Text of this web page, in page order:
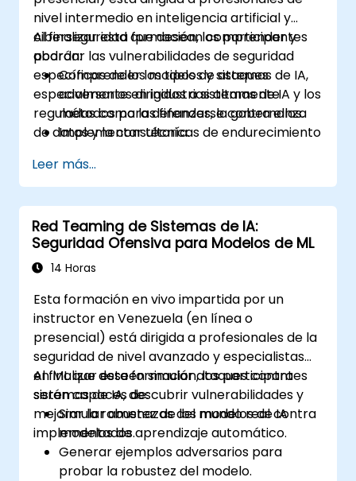
nivel intermedio en inteligencia artificial y
ciberseguridad que desean comprender y
abordar las vulnerabilidades de seguridad
específicas de los modelos y sistemas de IA,
especialmente en industrias altamente
reguladas como las finanzas, la gobernanza
de datos y la consultoría.
Al finalizar esta formación, los participantes
podrán:
Comprender los tipos de ataques
adversarios dirigidos a sistemas de IA y los
métodos para defenderse contra ellos.
Implementar técnicas de endurecimiento
aprendizaje automático.
Garantizar la seguridad e integridad de
los datos en los modelos de aprendizaje
automático.
Navegar por los requisitos de
cumplimiento normativo relacionados
Leer más...
Red Teaming de Sistemas de IA:
Seguridad Ofensiva para Modelos de ML
14 Horas
Esta formación en vivo impartida por un
instructor en Venezuela (en línea o
presencial) está dirigida a profesionales de la
seguridad de nivel avanzado y especialistas
en ML que deseen simular ataques contra
sistemas de IA, descubrir vulnerabilidades y
mejorar la robustez de los modelos de IA
implementados.
Al finalizar esta formación, los participantes
serán capaces de:
Simular amenazas del mundo real contra
modelos de aprendizaje automático.
Generar ejemplos adversarios para
probar la robustez del modelo.